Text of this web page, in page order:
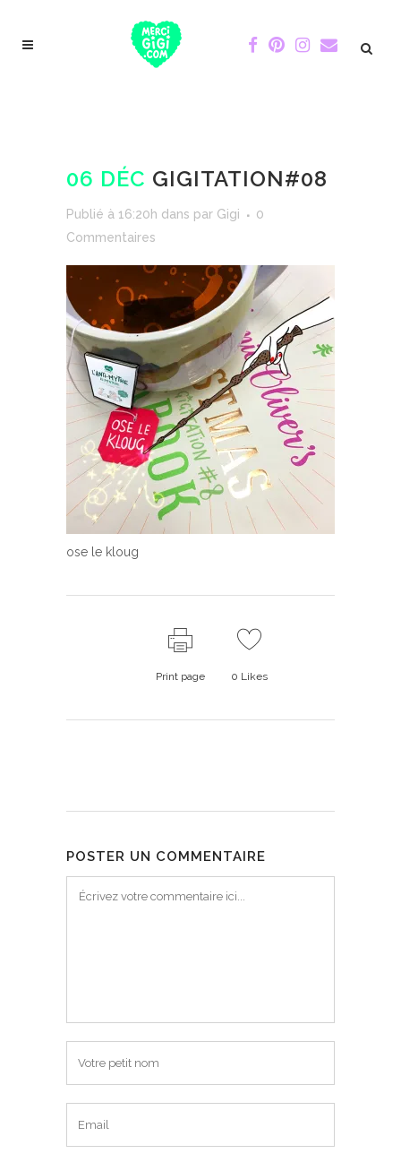
06 DÉC GIGITATION#08
Publié à 16:20h dans par Gigi
0
Commentaires
ose le kloug
Print page 0 Likes
POSTER UN COMMENTAIRE